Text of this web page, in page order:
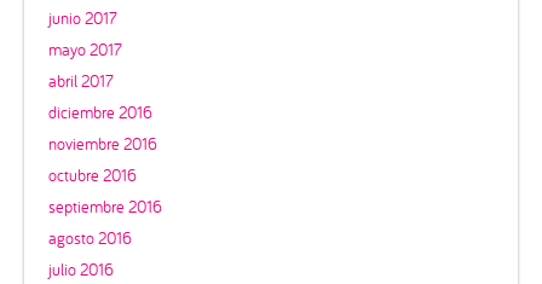
junio 2017
mayo 2017
abril 2017
diciembre 2016
noviembre 2016
octubre 2016
septiembre 2016
agosto 2016
julio 2016